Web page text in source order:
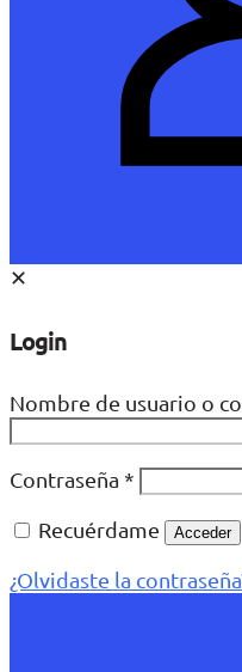
✕
Login
Nombre de usuario o
Contraseña *
Recuérdame
Acceder
¿Olvidaste la